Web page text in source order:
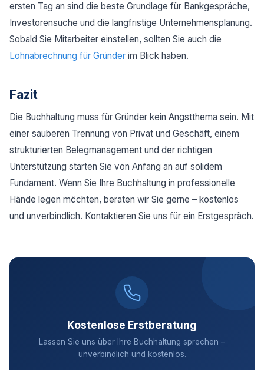
ersten Tag an sind die beste Grundlage für Bankgespräche,
Investorensuche und die langfristige Unternehmensplanung.
Sobald Sie Mitarbeiter einstellen, sollten Sie auch die
Lohnabrechnung für Gründer im Blick haben.
Fazit
Die Buchhaltung muss für Gründer kein Angstthema sein. Mit
einer sauberen Trennung von Privat und Geschäft, einem
strukturierten Belegmanagement und der richtigen
Unterstützung starten Sie von Anfang an auf solidem
Fundament. Wenn Sie Ihre Buchhaltung in professionelle
Hände legen möchten, beraten wir Sie gerne – kostenlos
und unverbindlich. Kontaktieren Sie uns für ein Erstgespräch.
Kostenlose Erstberatung
Lassen Sie uns über Ihre Buchhaltung sprechen –
unverbindlich und kostenlos.